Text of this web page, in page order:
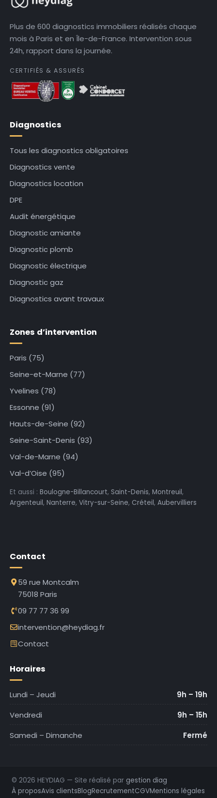
Plus de 600 diagnostics immobiliers réalisés chaque
mois à Paris et en Île-de-France. Intervention sous
24h, rapport dans la journée.
CERTIFIÉS & ASSURÉS
Diagnostics
Tous les diagnostics obligatoires
Diagnostics vente
Diagnostics location
DPE
Audit énergétique
Diagnostic amiante
Diagnostic plomb
Diagnostic électrique
Diagnostic gaz
Diagnostics avant travaux
Zones d’intervention
Paris (75)
Seine-et-Marne (77)
Yvelines (78)
Essonne (91)
Hauts-de-Seine (92)
Seine-Saint-Denis (93)
Val-de-Marne (94)
Val-d’Oise (95)
Et aussi : Boulogne-Billancourt, Saint-Denis, Montreuil,
Argenteuil, Nanterre, Vitry-sur-Seine, Créteil, Aubervilliers
Contact
59 rue Montcalm
75018 Paris
09 77 77 36 99
intervention@heydiag.fr
Contact
Horaires
Lundi – Jeudi
9h – 19h
Vendredi
9h – 15h
Samedi – Dimanche
Fermé
© 2026 HEYDIAG — Site réalisé par gestion diag
À proposAvis clientsBlogRecrutementCGVMentions légales